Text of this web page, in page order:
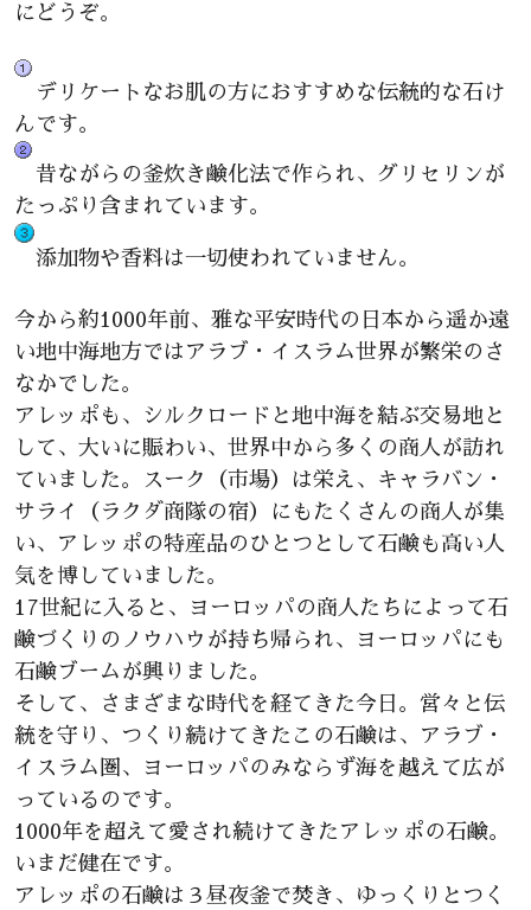
にどうぞ。
デリケートなお肌の方におすすめな伝統的な石け
んです。
昔ながらの釜炊き鹸化法で作られ、グリセリンが
たっぷり含まれています。
添加物や香料は一切使われていません。
今から約1000年前、雅な平安時代の日本から遥か遠
い地中海地方ではアラブ・イスラム世界が繁栄のさ
なかでした。
アレッポも、シルクロードと地中海を結ぶ交易地と
して、大いに賑わい、世界中から多くの商人が訪れ
ていました。スーク（市場）は栄え、キャラバン・
サライ（ラクダ商隊の宿）にもたくさんの商人が集
い、アレッポの特産品のひとつとして石鹸も高い人
気を博していました。
17世紀に入ると、ヨーロッパの商人たちによって石
鹸づくりのノウハウが持ち帰られ、ヨーロッパにも
石鹸ブームが興りました。
そして、さまざまな時代を経てきた今日。営々と伝
統を守り、つくり続けてきたこの石鹸は、アラブ・
イスラム圏、ヨーロッパのみならず海を越えて広が
っているのです。
1000年を超えて愛され続けてきたアレッポの石鹸。
いまだ健在です。
アレッポの石鹸は３昼夜釜で焚き、ゆっくりとつく